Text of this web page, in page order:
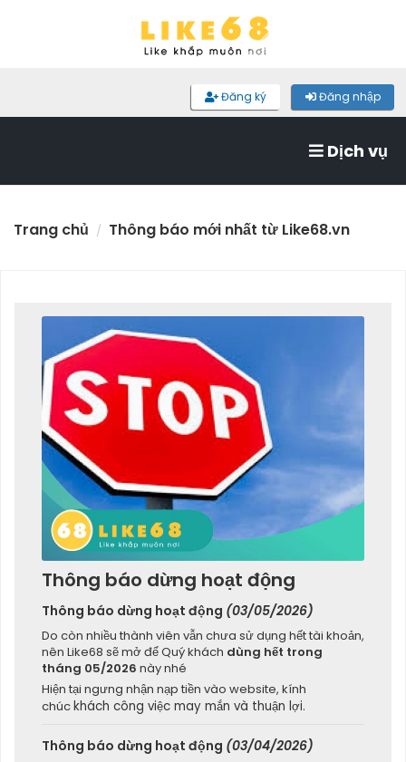
Đăng ký Đăng nhập
Dịch vụ
Trang chủ Thông báo mới nhất từ Like68.vn
Thông báo dừng hoạt động
Thông báo dừng hoạt động (03/05/2026)
Do còn nhiều thành viên vẫn chưa sử dụng hết tài khoản,
nên Like68 sẽ mở để Quý khách dùng hết trong
tháng 05/2026 này nhé
Hiện tại ngưng nhận nạp tiền vào website, kính
chúckhách công việc may mắn và thuận lợi.
Thông báo dừng hoạt động (03/04/2026)